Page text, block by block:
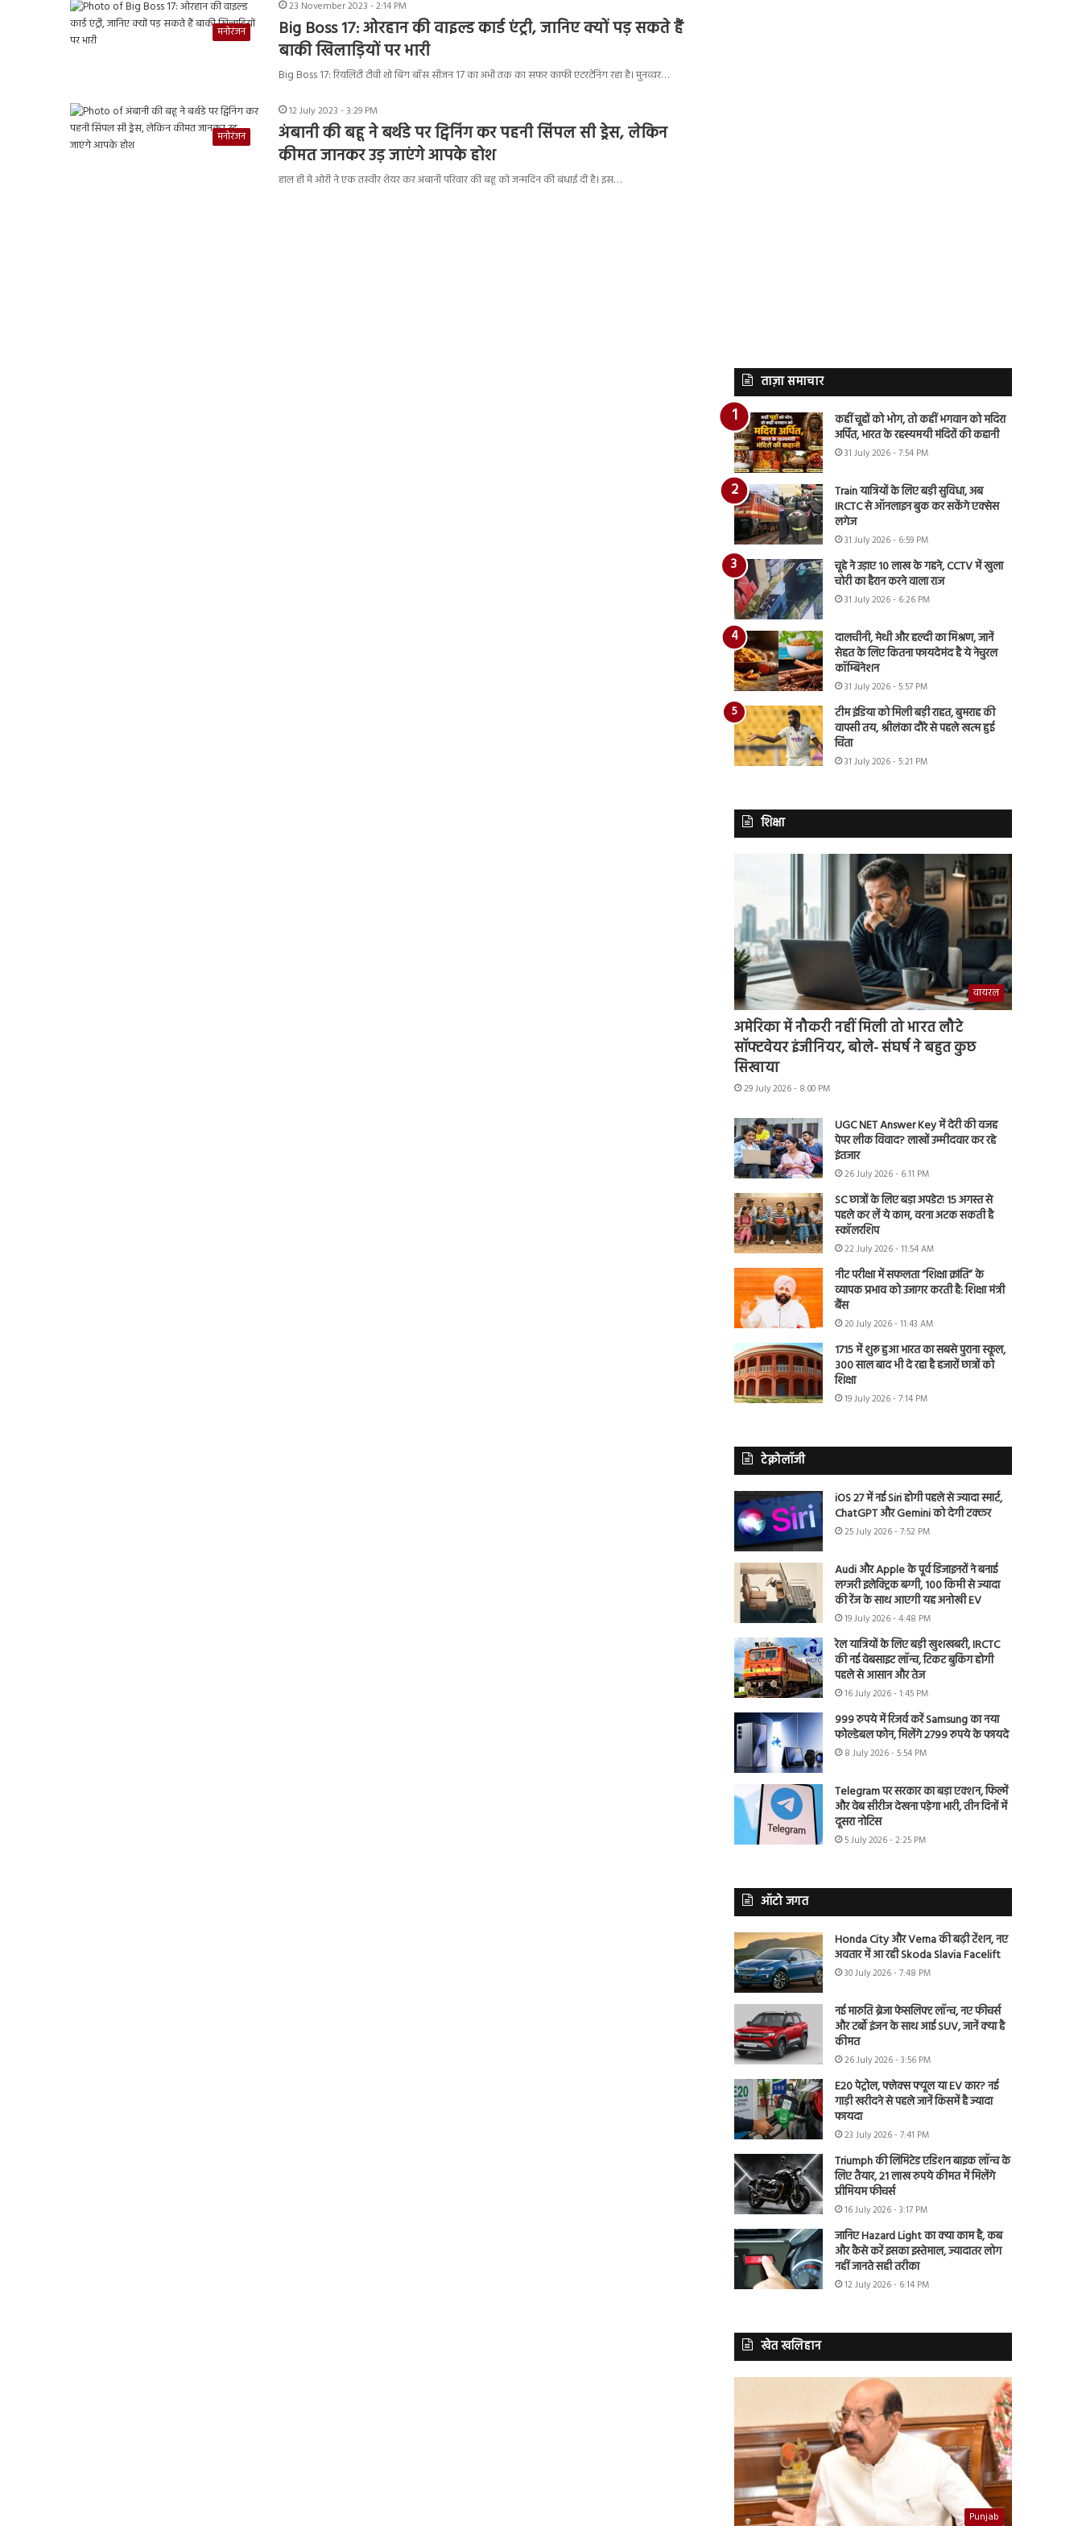
मनोरंजन
23 November 2023 - 2:14 PM
Big Boss 17: ओरहान की वाइल्ड कार्ड एंट्री, जानिए क्यों पड़ सकते हैं
बाकी खिलाड़ियों पर भारी
Big Boss 17: रियलिटी टीवी शो बिग बॉस सीजन 17 का अभी तक का सफर काफी एंटरटेनिंग रहा है। मुनव्वर…
मनोरंजन
12 July 2023 - 3:29 PM
अंबानी की बहू ने बर्थडे पर ट्विनिंग कर पहनी सिंपल सी ड्रेस, लेकिन
कीमत जानकर उड़ जाएंगे आपके होश
हाल ही में ओरी ने एक तस्वीर शेयर कर अंबानी परिवार की बहू को जन्मदिन की बंधाई दी है। इस…
ताज़ा समाचार
कहीं चूहों को भोग, तो कहीं भगवान को मदिरा
अर्पित, भारत के रहस्यमयी मंदिरों की कहानी
31 July 2026 - 7:54 PM
Train यात्रियों के लिए बड़ी सुविधा, अब
IRCTC से ऑनलाइन बुक कर सकेंगे एक्सेस
लगेज
31 July 2026 - 6:59 PM
चूहे ने उड़ाए 10 लाख के गहने, CCTV में खुला
चोरी का हैरान करने वाला राज
31 July 2026 - 6:26 PM
दालचीनी, मेथी और हल्दी का मिश्रण, जानें
सेहत के लिए कितना फायदेमंद है ये नेचुरल
कॉम्बिनेशन
31 July 2026 - 5:57 PM
टीम इंडिया को मिली बड़ी राहत, बुमराह की
वापसी तय, श्रीलंका दौरे से पहले खत्म हुई
चिंता
31 July 2026 - 5:21 PM
शिक्षा
वायरल
अमेरिका में नौकरी नहीं मिली तो भारत लौटे
सॉफ्टवेयर इंजीनियर, बोले- संघर्ष ने बहुत कुछ
सिखाया
29 July 2026 - 8:00 PM
UGC NET Answer Key में देरी की वजह
पेपर लीक विवाद? लाखों उम्मीदवार कर रहे
इंतजार
26 July 2026 - 6:11 PM
SC छात्रों के लिए बड़ा अपडेट! 15 अगस्त से
पहले कर लें ये काम, वरना अटक सकती है
स्कॉलरशिप
22 July 2026 - 11:54 AM
नीट परीक्षा में सफलता “शिक्षा क्रांति” के
व्यापक प्रभाव को उजागर करती है: शिक्षा मंत्री
बैंस
20 July 2026 - 11:43 AM
1715 में शुरू हुआ भारत का सबसे पुराना स्कूल,
300 साल बाद भी दे रहा है हजारों छात्रों को
शिक्षा
19 July 2026 - 7:14 PM
टेक्नोलॉजी
iOS 27 में नई Siri होगी पहले से ज्यादा स्मार्ट,
ChatGPT और Gemini को देगी टक्कर
25 July 2026 - 7:52 PM
Audi और Apple के पूर्व डिजाइनरों ने बनाई
लग्जरी इलेक्ट्रिक बग्गी, 100 किमी से ज्यादा
की रेंज के साथ आएगी यह अनोखी EV
19 July 2026 - 4:48 PM
रेल यात्रियों के लिए बड़ी खुशखबरी, IRCTC
की नई वेबसाइट लॉन्च, टिकट बुकिंग होगी
पहले से आसान और तेज
16 July 2026 - 1:45 PM
999 रुपये में रिजर्व करें Samsung का नया
फोल्डेबल फोन, मिलेंगे 2799 रुपये के फायदे
8 July 2026 - 5:54 PM
Telegram पर सरकार का बड़ा एक्शन, फिल्में
और वेब सीरीज देखना पड़ेगा भारी, तीन दिनों में
दूसरा नोटिस
5 July 2026 - 2:25 PM
ऑटो जगत
Honda City और Verna की बढ़ी टेंशन, नए
अवतार में आ रही Skoda Slavia Facelift
30 July 2026 - 7:48 PM
नई मारुति ब्रेजा फेसलिफ्ट लॉन्च, नए फीचर्स
और टर्बो इंजन के साथ आई SUV, जानें क्या है
कीमत
26 July 2026 - 3:56 PM
E20 पेट्रोल, फ्लेक्स फ्यूल या EV कार? नई
गाड़ी खरीदने से पहले जानें किसमें है ज्यादा
फायदा
23 July 2026 - 7:41 PM
Triumph की लिमिटेड एडिशन बाइक लॉन्च के
लिए तैयार, 21 लाख रुपये कीमत में मिलेंगे
प्रीमियम फीचर्स
16 July 2026 - 3:17 PM
जानिए Hazard Light का क्या काम है, कब
और कैसे करें इसका इस्तेमाल, ज्यादातर लोग
नहीं जानते सही तरीका
12 July 2026 - 6:14 PM
खेत खलिहान
Punjab